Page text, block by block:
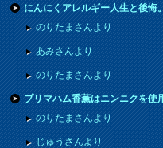
にんにくアレルギー人生と後悔
のりたまさんより
あみさんより
のりたまさんより
プリマハム香薫はニンニクを使
のりたまさんより
じゅうさんより